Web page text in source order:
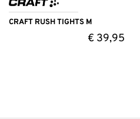
CRAFT RUSH TIGHTS M
€39,95